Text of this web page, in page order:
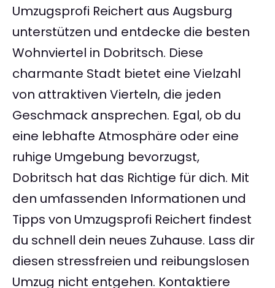
Umzugsprofi Reichert aus Augsburg
unterstützen und entdecke die besten
Wohnviertel in Dobritsch. Diese
charmante Stadt bietet eine Vielzahl
von attraktiven Vierteln, die jeden
Geschmack ansprechen. Egal, ob du
eine lebhafte Atmosphäre oder eine
ruhige Umgebung bevorzugst,
Dobritsch hat das Richtige für dich. Mit
den umfassenden Informationen und
Tipps von Umzugsprofi Reichert findest
du schnell dein neues Zuhause. Lass dir
diesen stressfreien und reibungslosen
Umzug nicht entgehen. Kontaktiere